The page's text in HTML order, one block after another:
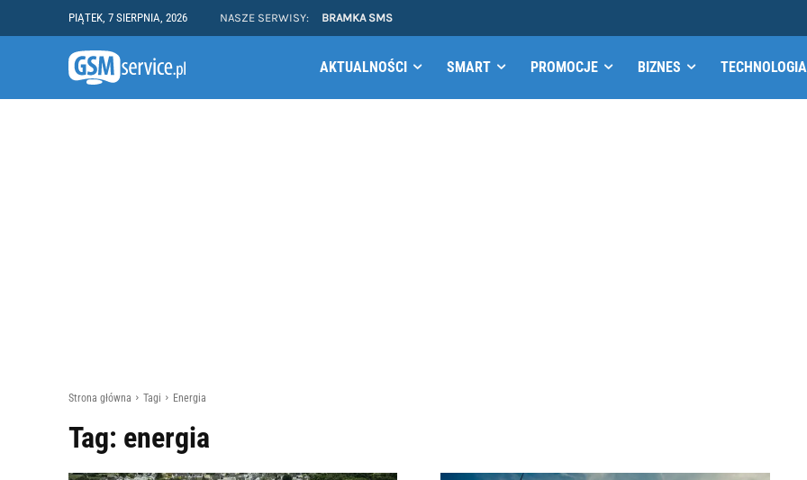
PIĄTEK, 7 SIERPNIA, 2026 NASZE SERWISY: BRAMKA SMS
AKTUALNOŚCI SMART PROMOCJE BIZNES
Strona główna Tagi Energia
Tag: energia